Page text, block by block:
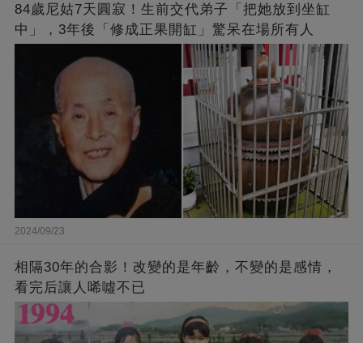
84歲尼姑7天圓寂！生前交代弟子「把她放到坐缸
中」，3年後「修成正果開缸」驚呆在場所有人
2024/09/23
相隔30年的合影！改變的是年齡，不變的是感情，
看完后讓人唏噓不已